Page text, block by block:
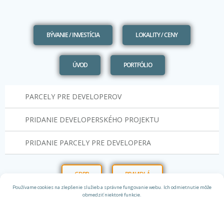
Používame cookies na zlepšenie služieb a správne fungovanie webu. Ich odmietnutie môže
obmedziť niektoré funkcie.
BÝVANIE / INVESTÍCIA LOKALITY / CENY
ÚVOD PORTFÓLIO
PARCELY PRE DEVELOPEROV
PRIDANIE DEVELOPERSKÉHO PROJEKTU
PRIDANIE PARCELY PRE DEVELOPERA
GDPR PRAVIDLÁ